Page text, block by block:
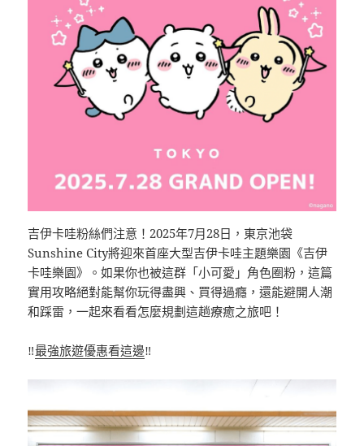
吉伊卡哇粉絲們注意！2025年7月28日，東京池袋
Sunshine City將迎來首座大型吉伊卡哇主題樂園《吉伊
卡哇樂園》。如果你也被這群「小可愛」角色圈粉，這篇
實用攻略絕對能幫你玩得盡興、買得過癮，還能避開人潮
和踩雷，一起來看看怎麼規劃這趟療癒之旅吧！
‼️最強旅遊優惠看這邊‼️